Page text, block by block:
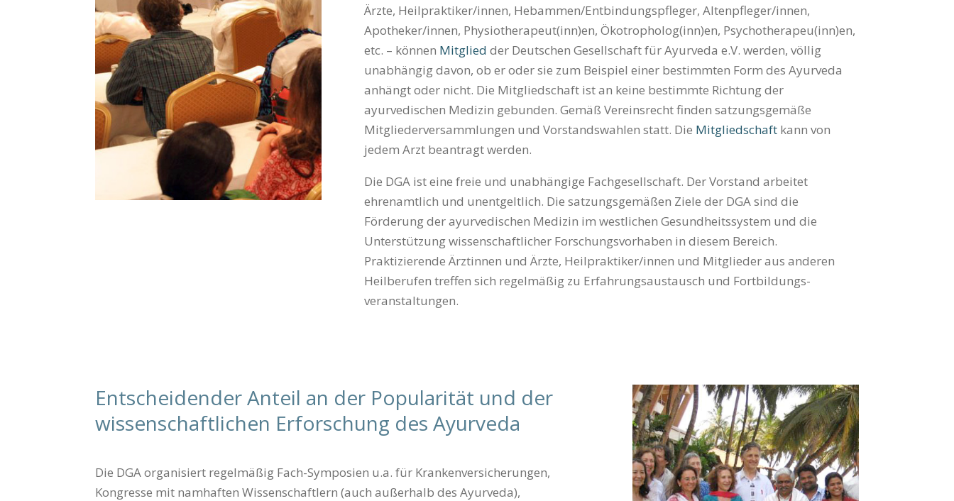
Ärzte, Heilpraktiker/innen, Hebammen/Entbindungspfleger, Altenpfleger/innen,
Apotheker/innen, Physiotherapeut(inn)en, Ökotropholog(inn)en, Psychotherapeu(inn)en,
etc. – können Mitglied der Deutschen Gesellschaft für Ayurveda e.V. werden, völlig
unabhängig davon, ob er oder sie zum Beispiel einer bestimmten Form des Ayurveda
anhängt oder nicht. Die Mitgliedschaft ist an keine bestimmte Richtung der
ayurvedischen Medizin gebunden. Gemäß Vereins­recht finden satzungs­gemäße
Mitglieder­versammlungen und Vorstandswahlen statt. Die Mitgliedschaftkann von
jedem Arzt beantragt werden.
Die DGA ist eine freie und unabhängige Fach­gesell­schaft. Der Vorstand arbeitet
ehrenamtlich und unentgeltlich. Die satzungs­gemäßen Ziele der DGA sind die
Förderung der ayur­vedischen Medizin im westlichen Gesund­heits­system und die
Unterstützung wissen­schaftlicher Forschungs­vorhaben in diesem Bereich.
Praktizierende Ärztinnen und Ärzte, Heilpraktiker/innen und Mitglieder aus anderen
Heilberufen treffen sich regelmäßig zu Erfahrungs­austausch und Fort­bildungs­
veranstaltungen.
Entscheidender Anteil an der Popularität und der
wissenschaftlichen Erforschung des Ayurveda
Die DGA organisiert regelmäßig Fach-Symposien u.a. für Krankenversicherungen,
Kongresse mit namhaften Wissenschaftlern (auch außerhalb des Ayurveda),